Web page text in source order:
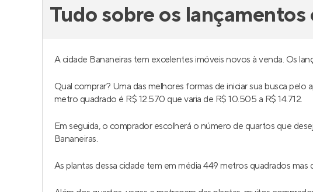
Tudo sobre os lançamentos
A cidade Bananeiras tem excelentes imóveis novos à venda. Os
Qual comprar? Uma das melhores formas de iniciar sua busca
metro quadrado é R$ 12.570 que varia de R$ 10.505 a R$ 14.712.
Em seguida, o comprador escolherá o número de quartos que
Bananeiras.
As plantas dessa cidade tem em média 449 metros quadrados